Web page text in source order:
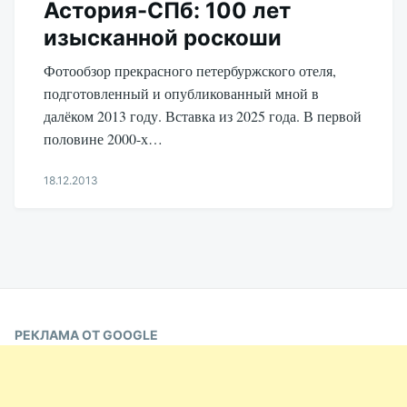
Астория-CПб: 100 лет
изысканной роскоши
Фотообзор прекрасного петербуржского отеля,
подготовленный и опубликованный мной в
далёком 2013 году. Вставка из 2025 года. В первой
половине 2000-х…
18.12.2013
РЕКЛАМА ОТ GOOGLE